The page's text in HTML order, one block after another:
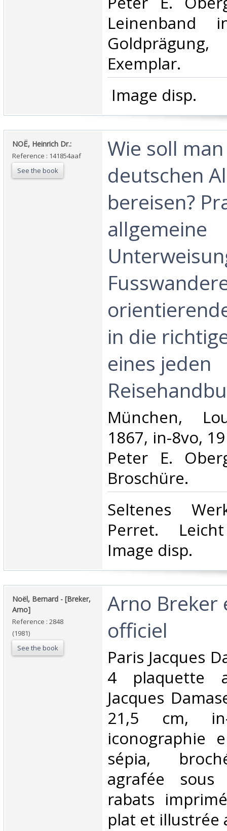
Exemplar.‎
‎ Image disp.‎
‎NOË, Heinrich Dr.:‎
Reference : 141854aaf
See the book
‎Wie soll
deutschen
bereisen?
allgemeine
in die
eines jeden
‎München,
1867, in-8vo,
Peter E.
Broschüre.‎
‎Seltenes
Perret.
Image disp.‎
‎Noël, Bernard - [Breker,
Arno]‎
Reference : 2848
(1981)
See the book
‎Arno Breker
officiel‎
‎Paris Jacques
4 plaquette
Jacques
21,5 cm,
iconographie
sépia,
agrafée
rabats
plat et illustrée